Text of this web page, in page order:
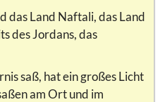
das Land Naftali, das Land
des Jordans, das
saß, hat ein großes Licht
am Ort und im